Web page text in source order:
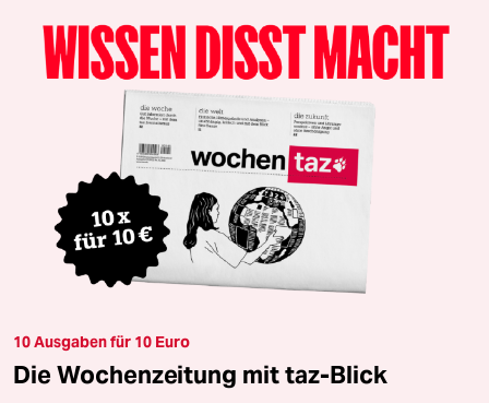
10 Ausgaben für 10 Euro
Die Wochenzeitung mit taz-Blick